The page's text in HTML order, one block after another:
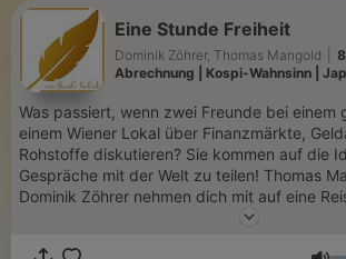
Eine Stunde Freiheit
Dominik Zöhrer, Thomas Mangold
Abrechnung | Kospi-Wahnsinn |
Was passiert, wenn zwei Freunde bei einem
einem Wiener Lokal über Finanzmärkte,
Rohstoffe diskutieren? Sie kommen auf die
Gespräche mit der Welt zu teilen! Thomas
Dominik Zöhrer nehmen dich mit auf eine
der Finanzen, gepaart mit aktuellen